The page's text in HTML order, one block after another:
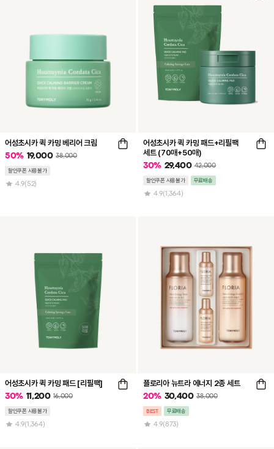
어성초시카 퀵 카밍 베리어 크림
50% 19,000 38,000
할인쿠폰 사용불가
4.9(52)
어성초시카 퀵 카밍 패드+리필팩
세트 (70매+50매)
30% 29,400 42,000
할인쿠폰 사용불가 무료배송
4.9(1,364)
어성초시카 퀵 카밍 패드 [리필팩]
30% 11,200 16,000
할인쿠폰 사용불가
4.9(1,364)
플로리아 뉴트라 에너지 2종 세트
20% 30,400 38,000
BEST 무료배송
4.9(873)